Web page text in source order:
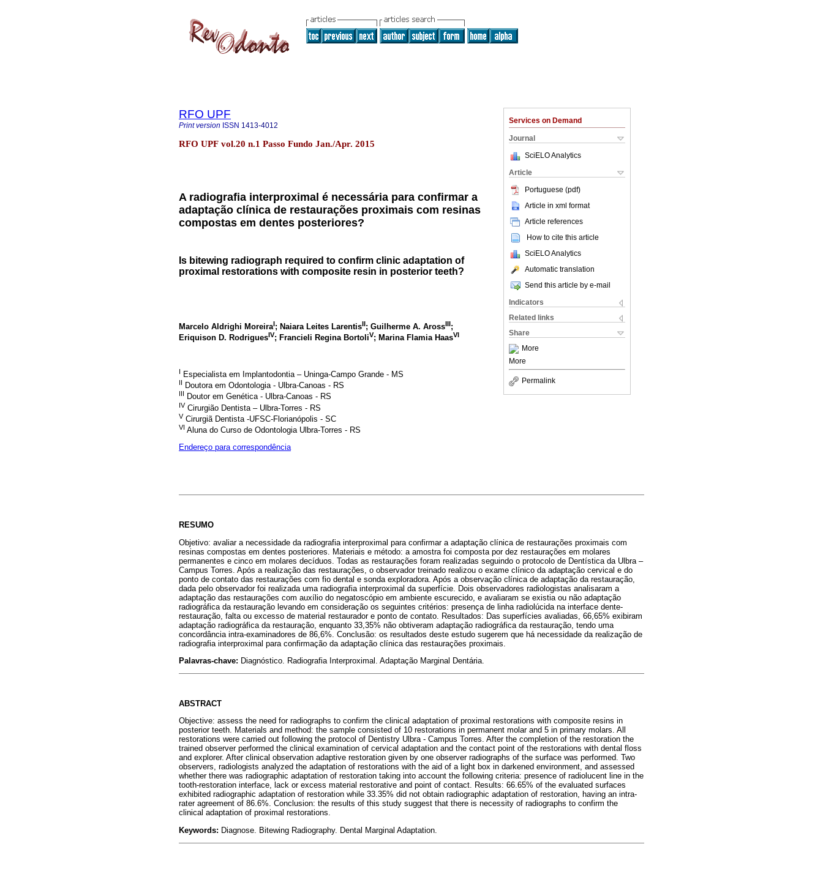
Services on Demand
Journal
SciELO Analytics
Article
Portuguese (pdf)
Article in xml format
Article references
How to cite this article
SciELO Analytics
Automatic translation
Send this article by e-mail
Indicators
Related links
Share
More
More
Permalink
RFO UPF
Print version ISSN 1413-4012
RFO UPF vol.20 n.1 Passo Fundo Jan./Apr. 2015
A radiografia interproximal é necessária para confirmar a
adaptação clínica de restaurações proximais com resinas
compostas em dentes posteriores?
Is bitewing radiograph required to confirm clinic adaptation of
proximal restorations with composite resin in posterior teeth?
Marcelo Aldrighi MoreiraI; Naiara Leites LarentisII; Guilherme A. ArossIII;
Eriquison D. RodriguesIV; Francieli Regina BortoliV; Marina Flamia HaasVI
I Especialista em Implantodontia – Uninga-Campo Grande - MS
II Doutora em Odontologia - Ulbra-Canoas - RS
III Doutor em Genética - Ulbra-Canoas - RS
IV Cirurgião Dentista – Ulbra-Torres - RS
V Cirurgiã Dentista -UFSC-Florianópolis - SC
VI Aluna do Curso de Odontologia Ulbra-Torres - RS
Endereço para correspondência
RESUMO
Objetivo: avaliar a necessidade da radiografia interproximal para confirmar a adaptação clínica de restaurações proximais com
resinas compostas em dentes posteriores. Materiais e método: a amostra foi composta por dez restaurações em molares
permanentes e cinco em molares decíduos. Todas as restaurações foram realizadas seguindo o protocolo de Dentística da Ulbra –
Campus Torres. Após a realização das restaurações, o observador treinado realizou o exame clínico da adaptação cervical e do
ponto de contato das restaurações com fio dental e sonda exploradora. Após a observação clínica de adaptação da restauração,
dada pelo observador foi realizada uma radiografia interproximal da superfície. Dois observadores radiologistas analisaram a
adaptação das restaurações com auxílio do negatoscópio em ambiente escurecido, e avaliaram se existia ou não adaptação
radiográfica da restauração levando em consideração os seguintes critérios: presença de linha radiolúcida na interface dente-
restauração, falta ou excesso de material restaurador e ponto de contato. Resultados: Das superfícies avaliadas, 66,65% exibiram
adaptação radiográfica da restauração, enquanto 33,35% não obtiveram adaptação radiográfica da restauração, tendo uma
concordância intra-examinadores de 86,6%. Conclusão: os resultados deste estudo sugerem que há necessidade da realização de
radiografia interproximal para confirmação da adaptação clínica das restaurações proximais.
Palavras-chave: Diagnóstico. Radiografia Interproximal. Adaptação Marginal Dentária.
ABSTRACT
Objective: assess the need for radiographs to confirm the clinical adaptation of proximal restorations with composite resins in
posterior teeth. Materials and method: the sample consisted of 10 restorations in permanent molar and 5 in primary molars. All
restorations were carried out following the protocol of Dentistry Ulbra - Campus Torres. After the completion of the restoration the
trained observer performed the clinical examination of cervical adaptation and the contact point of the restorations with dental floss
and explorer. After clinical observation adaptive restoration given by one observer radiographs of the surface was performed. Two
observers, radiologists analyzed the adaptation of restorations with the aid of a light box in darkened environment, and assessed
whether there was radiographic adaptation of restoration taking into account the following criteria: presence of radiolucent line in the
tooth-restoration interface, lack or excess material restorative and point of contact. Results: 66.65% of the evaluated surfaces
exhibited radiographic adaptation of restoration while 33.35% did not obtain radiographic adaptation of restoration, having an intra-
rater agreement of 86.6%. Conclusion: the results of this study suggest that there is necessity of radiographs to confirm the
clinical adaptation of proximal restorations.
Keywords: Diagnose. Bitewing Radiography. Dental Marginal Adaptation.